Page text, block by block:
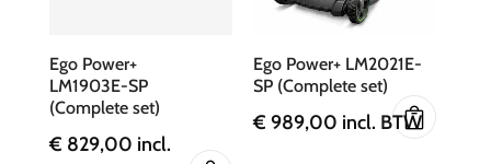
Ego Power+
LM1903E-SP
(Complete set)
€ 829,00 incl.
Ego Power+ LM2021E-
SP (Complete set)
€ 989,00 incl. BTW